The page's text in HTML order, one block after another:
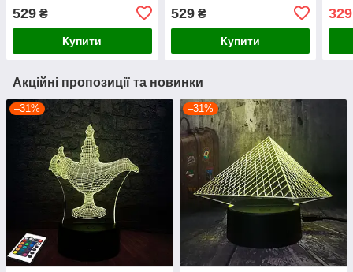
529 ₴
Купити
529₴
Купити
329
Акційні пропозиції та новинки
–31% –31%